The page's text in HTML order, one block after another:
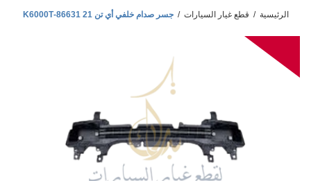
الرئيسية / قطع غيار السيارات / جسر صدام خلفي أي تن 21 86631-K6000T